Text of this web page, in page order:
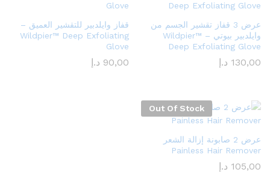
عرض 3 قفاز تقشير الجسم من
وايلدبير بيوتي – Wildpier™️
Deep Exfoliating Glove
130,00 د.إ
قفاز وايلدبير للتقشير العميق –
Wildpier™️ Deep Exfoliating
Glove
90,00 د.إ
Out Of Stock
عرض 2 صابونة إزالة الشعر
Painless Hair Remover
105,00 د.إ